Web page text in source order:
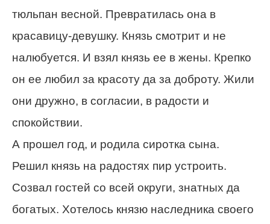
тюльпан весной. Превратилась она в
красавицу-девушку. Князь смотрит и не
налюбуется. И взял князь ее в жены. Крепко
он ее любил за красоту да за доброту. Жили
они дружно, в согласии, в радости и
спокойствии.
А прошел год, и родила сиротка сына.
Решил князь на радостях пир устроить.
Созвал гостей со всей округи, знатных да
богатых. Хотелось князю наследника своего